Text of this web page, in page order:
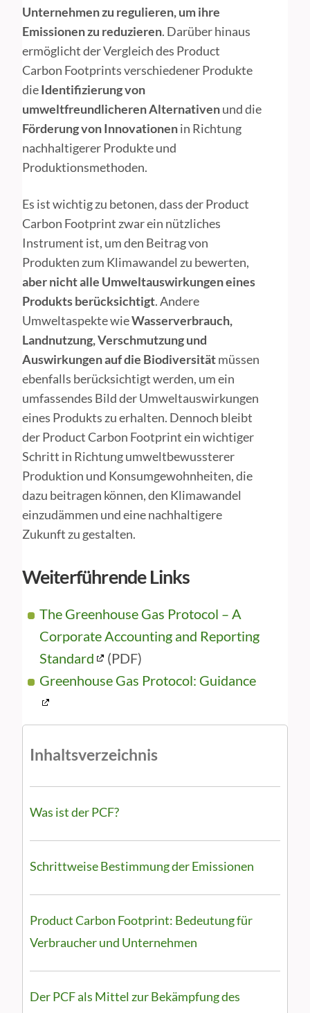
Unternehmen zu regulieren, um ihre
Emissionen zu reduzieren. Darüber hinaus
ermöglicht der Vergleich des Product
Carbon Footprints verschiedener Produkte
dieIdentifizierung von
umweltfreundlicheren Alternativenund die
Förderung von Innovationenin Richtung
nachhaltigerer Produkte und
Produktionsmethoden.
Es ist wichtig zu betonen, dass der Product
Carbon Footprint zwar ein nützliches
Instrument ist, um den Beitrag von
Produkten zum Klimawandel zu bewerten,
aber nicht alle Umweltauswirkungen eines
Produkts berücksichtigt. Andere
Umweltaspekte wieWasserverbrauch,
Landnutzung, Verschmutzung und
Auswirkungen auf die Biodiversitätmüssen
ebenfalls berücksichtigt werden, um ein
umfassendes Bild der Umweltauswirkungen
eines Produkts zu erhalten. Dennoch bleibt
der Product Carbon Footprint ein wichtiger
Schritt in Richtung umweltbewussterer
Produktion und Konsumgewohnheiten, die
dazu beitragen können, den Klimawandel
einzudämmen und eine nachhaltigere
Zukunft zu gestalten.
Weiterführende Links
The Greenhouse Gas Protocol – A
Corporate Accounting and Reporting
Standard
(PDF)
Greenhouse Gas Protocol: Guidance
Inhaltsverzeichnis
Was ist der PCF?
Schrittweise Bestimmung der Emissionen
Product Carbon Footprint: Bedeutung für
Verbraucher und Unternehmen
Der PCF als Mittel zur Bekämpfung des